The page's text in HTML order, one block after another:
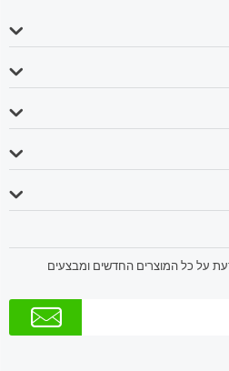
על כל המוצרים החדשים ומבצעים